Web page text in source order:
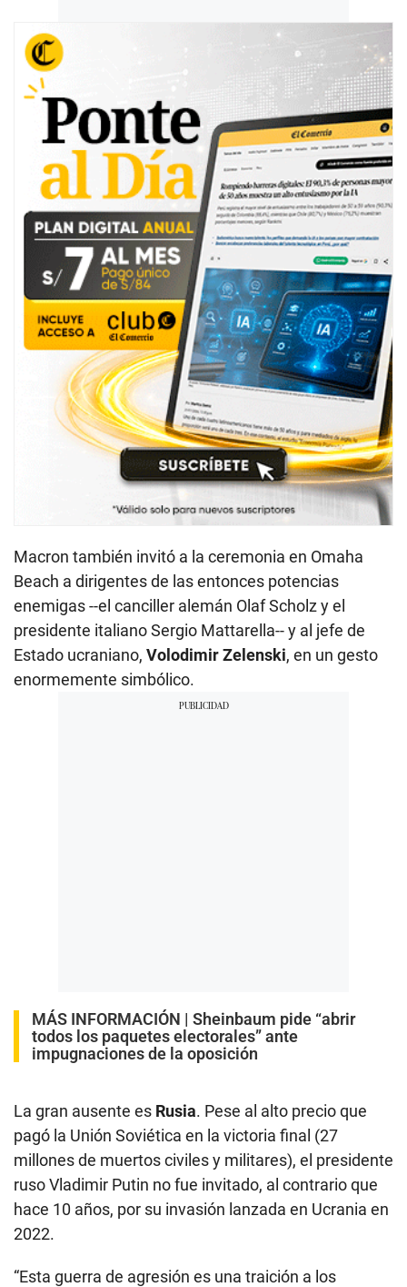
Macron también invitó a la ceremonia en Omaha
Beach a dirigentes de las entonces potencias
enemigas --el canciller alemán Olaf Scholz y el
presidente italiano Sergio Mattarella-- y al jefe de
Estado ucraniano, Volodimir Zelenski, en un gesto
enormemente simbólico.
MÁS INFORMACIÓN | Sheinbaum pide “abrir
todos los paquetes electorales” ante
impugnaciones de la oposición
La gran ausente es Rusia. Pese al alto precio que
pagó la Unión Soviética en la victoria final (27
millones de muertos civiles y militares), el presidente
ruso Vladimir Putin no fue invitado, al contrario que
hace 10 años, por su invasión lanzada en Ucrania en
2022.
“Esta guerra de agresión es una traición a los